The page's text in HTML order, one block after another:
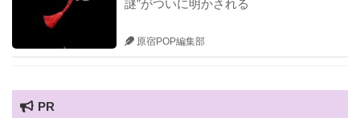
謎”がついに明かされる
原宿POP編集部
PR